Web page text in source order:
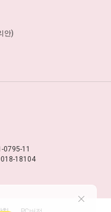
안)
11
18104